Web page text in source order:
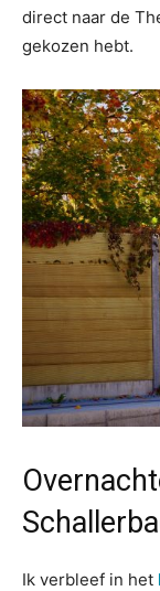
direct naar de
gekozen hebt.
Ik verbleef in het